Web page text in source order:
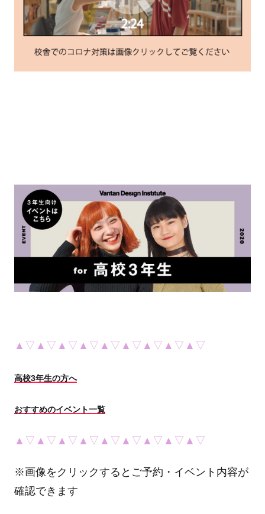
▲▽▲▽▲▽▲▽▲▽▲▽▲▽▲▽▲▽
高校3年生の方へ
おすすめのイベント一覧
▲▽▲▽▲▽▲▽▲▽▲▽▲▽▲▽▲▽
※画像をクリックするとご予約・イベント内容が
確認できます